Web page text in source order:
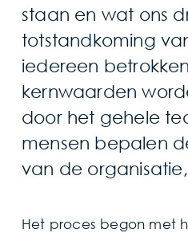
staan en wat ons
totstandkoming
iedereen
kernwaarden
door het gehele
mensen bepalen
van de
Het proces begon met